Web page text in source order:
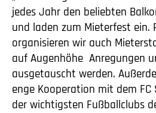
jedes Jahr den beliebten
und laden zum Mieterfest ein.
organisieren wir auch
auf Augenhöhe Anregungen
ausgetauscht werden.
enge Kooperation mit dem
der wichtigsten Fußballclubs